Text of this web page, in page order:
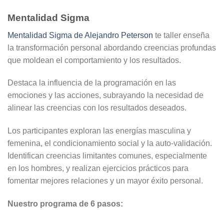
Mentalidad Sigma
Mentalidad Sigma de Alejandro Peterson te taller enseña
la transformación personal abordando creencias profundas
que moldean el comportamiento y los resultados.
Destaca la influencia de la programación en las
emociones y las acciones, subrayando la necesidad de
alinear las creencias con los resultados deseados.
Los participantes exploran las energías masculina y
femenina, el condicionamiento social y la auto-validación.
Identifican creencias limitantes comunes, especialmente
en los hombres, y realizan ejercicios prácticos para
fomentar mejores relaciones y un mayor éxito personal.
Nuestro programa de 6 pasos: